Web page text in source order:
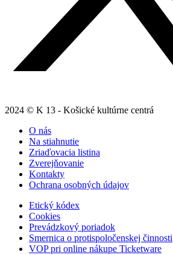
2024 © K 13 - Košické kultúrne centrá
O nás
Na stiahnutie
Zriaďovacia listina
Zverejňovanie
Kontakty
Ochrana osobných údajov
Etický kódex
Cookies
Prevádzkový poriadok
Smernica o protispoločenskej činnosti
VOP pri online nákupe Ticketware